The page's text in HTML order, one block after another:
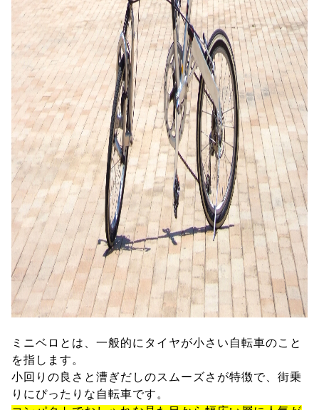
ミニベロとは、一般的にタイヤが小さい自転車のこと
を指します。
小回りの良さと漕ぎだしのスムーズさが特徴で、街乗
りにぴったりな自転車です。